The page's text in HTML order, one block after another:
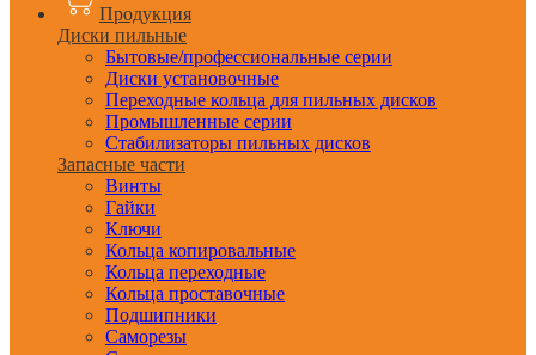
Продукция
Диски пильные
Бытовые/профессиональные серии
Диски установочные
Переходные кольца для пильных дисков
Промышленные серии
Стабилизаторы пильных дисков
Запасные части
Винты
Гайки
Ключи
Кольца копировальные
Кольца переходные
Кольца проставочные
Подшипники
Саморезы